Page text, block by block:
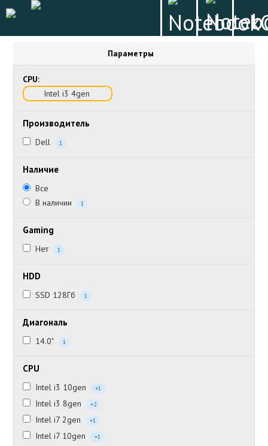
Параметры
CPU:
Intel i3 4gen
Производитель
Dell 1
Наличие
Все
В наличии
1
Gaming
Нет 1
HDD
SSD 128Гб 1
Диагональ
14.0" 1
CPU
Intel i3 10gen +1
Intel i3 8gen +2
Intel i7 2gen +1
Intel i7 10gen +1